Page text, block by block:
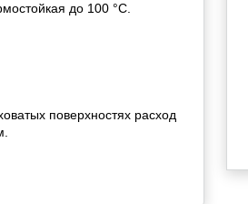
до 100 °C.
поверхностях расход